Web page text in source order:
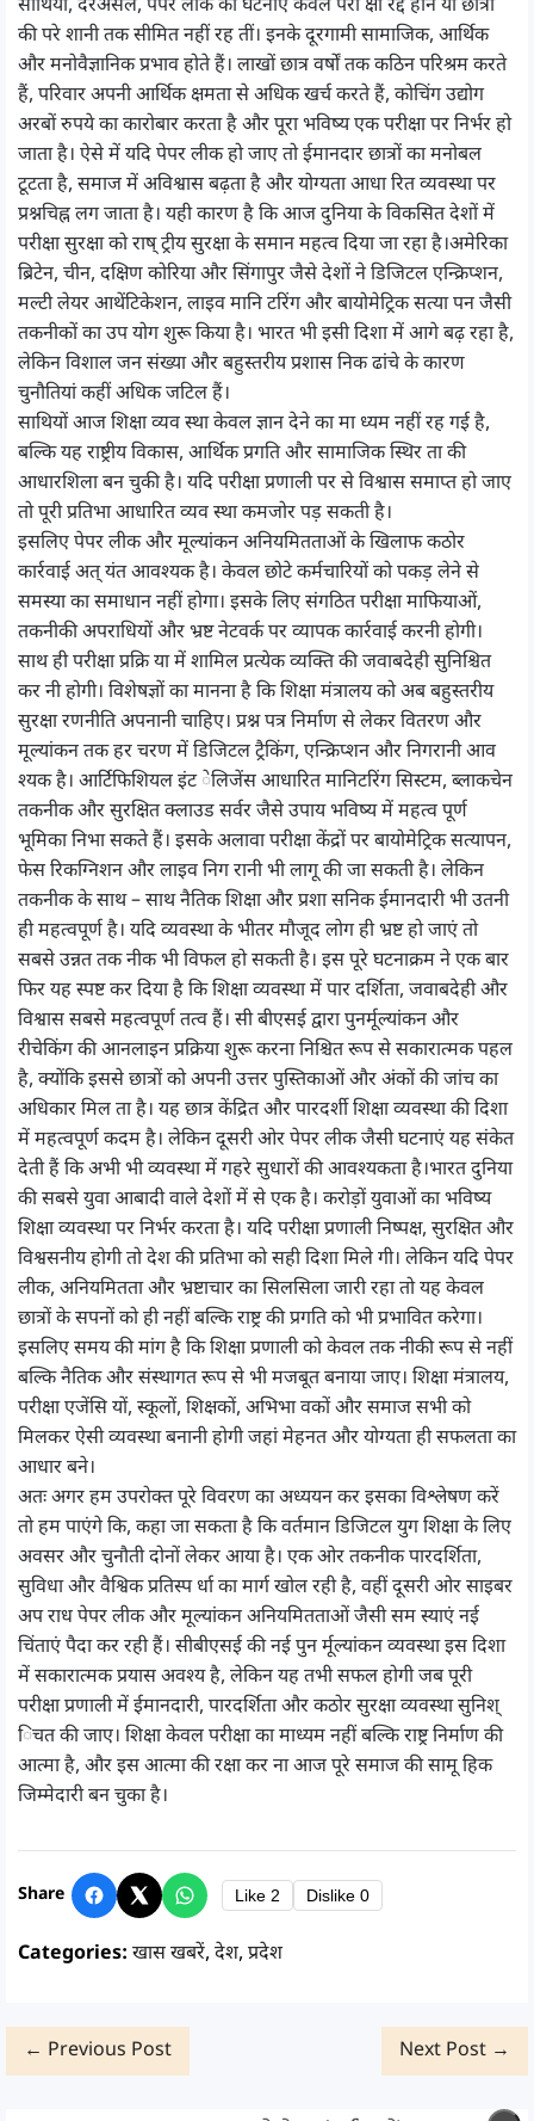
साथियों, दरअसल, पेपर लीक की घटनाएं केवल परी क्षा रद्द होने या छात्रों
की परे शानी तक सीमित नहीं रह तीं। इनके दूरगामी सामाजिक, आर्थिक
और मनोवैज्ञानिक प्रभाव होते हैं। लाखों छात्र वर्षों तक कठिन परिश्रम करते
हैं, परिवार अपनी आर्थिक क्षमता से अधिक खर्च करते हैं, कोचिंग उद्योग
अरबों रुपये का कारोबार करता है और पूरा भविष्य एक परीक्षा पर निर्भर हो
जाता है। ऐसे में यदि पेपर लीक हो जाए तो ईमानदार छात्रों का मनोबल
टूटता है, समाज में अविश्वास बढ़ता है और योग्यता आधा रित व्यवस्था पर
प्रश्नचिह्न लग जाता है। यही कारण है कि आज दुनिया के विकसित देशों में
परीक्षा सुरक्षा को राष् ट्रीय सुरक्षा के समान महत्व दिया जा रहा है।अमेरिका
ब्रिटेन, चीन, दक्षिण कोरिया और सिंगापुर जैसे देशों ने डिजिटल एन्क्रिप्शन,
मल्टी लेयर आथेंटिकेशन, लाइव मानि टरिंग और बायोमेट्रिक सत्या पन जैसी
तकनीकों का उप योग शुरू किया है। भारत भी इसी दिशा में आगे बढ़ रहा है,
लेकिन विशाल जन संख्या और बहुस्तरीय प्रशास निक ढांचे के कारण
चुनौतियां कहीं अधिक जटिल हैं।
साथियों आज शिक्षा व्यव स्था केवल ज्ञान देने का मा ध्यम नहीं रह गई है,
बल्कि यह राष्ट्रीय विकास, आर्थिक प्रगति और सामाजिक स्थिर ता की
आधारशिला बन चुकी है। यदि परीक्षा प्रणाली पर से विश्वास समाप्त हो जाए
तो पूरी प्रतिभा आधारित व्यव स्था कमजोर पड़ सकती है।
इसलिए पेपर लीक और मूल्यांकन अनियमितताओं के खिलाफ कठोर
कार्रवाई अत् यंत आवश्यक है। केवल छोटे कर्मचारियों को पकड़ लेने से
समस्या का समाधान नहीं होगा। इसके लिए संगठित परीक्षा माफियाओं,
तकनीकी अपराधियों और भ्रष्ट नेटवर्क पर व्यापक कार्रवाई करनी होगी।
साथ ही परीक्षा प्रक्रि या में शामिल प्रत्येक व्यक्ति की जवाबदेही सुनिश्चित
कर नी होगी। विशेषज्ञों का मानना है कि शिक्षा मंत्रालय को अब बहुस्तरीय
सुरक्षा रणनीति अपनानी चाहिए। प्रश्न पत्र निर्माण से लेकर वितरण और
मूल्यांकन तक हर चरण में डिजिटल ट्रैकिंग, एन्क्रिप्शन और निगरानी आव
श्यक है। आर्टिफिशियल इंट ेलिजेंस आधारित मानिटरिंग सिस्टम, ब्लाकचेन
तकनीक और सुरक्षित क्लाउड सर्वर जैसे उपाय भविष्य में महत्व पूर्ण
भूमिका निभा सकते हैं। इसके अलावा परीक्षा केंद्रों पर बायोमेट्रिक सत्यापन,
फेस रिकग्निशन और लाइव निग रानी भी लागू की जा सकती है। लेकिन
तकनीक के साथ – साथ नैतिक शिक्षा और प्रशा सनिक ईमानदारी भी उतनी
ही महत्वपूर्ण है। यदि व्यवस्था के भीतर मौजूद लोग ही भ्रष्ट हो जाएं तो
सबसे उन्नत तक नीक भी विफल हो सकती है। इस पूरे घटनाक्रम ने एक बार
फिर यह स्पष्ट कर दिया है कि शिक्षा व्यवस्था में पार दर्शिता, जवाबदेही और
विश्वास सबसे महत्वपूर्ण तत्व हैं। सी बीएसई द्वारा पुनर्मूल्यांकन और
रीचेकिंग की आनलाइन प्रक्रिया शुरू करना निश्चित रूप से सकारात्मक पहल
है, क्योंकि इससे छात्रों को अपनी उत्तर पुस्तिकाओं और अंकों की जांच का
अधिकार मिल ता है। यह छात्र केंद्रित और पारदर्शी शिक्षा व्यवस्था की दिशा
में महत्वपूर्ण कदम है। लेकिन दूसरी ओर पेपर लीक जैसी घटनाएं यह संकेत
देती हैं कि अभी भी व्यवस्था में गहरे सुधारों की आवश्यकता है।भारत दुनिया
की सबसे युवा आबादी वाले देशों में से एक है। करोड़ों युवाओं का भविष्य
शिक्षा व्यवस्था पर निर्भर करता है। यदि परीक्षा प्रणाली निष्पक्ष, सुरक्षित और
विश्वसनीय होगी तो देश की प्रतिभा को सही दिशा मिले गी। लेकिन यदि पेपर
लीक, अनियमितता और भ्रष्टाचार का सिलसिला जारी रहा तो यह केवल
छात्रों के सपनों को ही नहीं बल्कि राष्ट्र की प्रगति को भी प्रभावित करेगा।
इसलिए समय की मांग है कि शिक्षा प्रणाली को केवल तक नीकी रूप से नहीं
बल्कि नैतिक और संस्थागत रूप से भी मजबूत बनाया जाए। शिक्षा मंत्रालय,
परीक्षा एजेंसि यों, स्कूलों, शिक्षकों, अभिभा वकों और समाज सभी को
मिलकर ऐसी व्यवस्था बनानी होगी जहां मेहनत और योग्यता ही सफलता का
आधार बने।
अतः अगर हम उपरोक्त पूरे विवरण का अध्ययन कर इसका विश्लेषण करें
तो हम पाएंगे कि, कहा जा सकता है कि वर्तमान डिजिटल युग शिक्षा के लिए
अवसर और चुनौती दोनों लेकर आया है। एक ओर तकनीक पारदर्शिता,
सुविधा और वैश्विक प्रतिस्प र्धा का मार्ग खोल रही है, वहीं दूसरी ओर साइबर
अप राध पेपर लीक और मूल्यांकन अनियमितताओं जैसी सम स्याएं नई
चिंताएं पैदा कर रही हैं। सीबीएसई की नई पुन र्मूल्यांकन व्यवस्था इस दिशा
में सकारात्मक प्रयास अवश्य है, लेकिन यह तभी सफल होगी जब पूरी
परीक्षा प्रणाली में ईमानदारी, पारदर्शिता और कठोर सुरक्षा व्यवस्था सुनिश्
िचत की जाए। शिक्षा केवल परीक्षा का माध्यम नहीं बल्कि राष्ट्र निर्माण की
आत्मा है, और इस आत्मा की रक्षा कर ना आज पूरे समाज की सामू हिक
जिम्मेदारी बन चुका है।
Share Like 2 Dislike 0
Categories: खास खबरें, देश, प्रदेश
← Previous Post Next Post →